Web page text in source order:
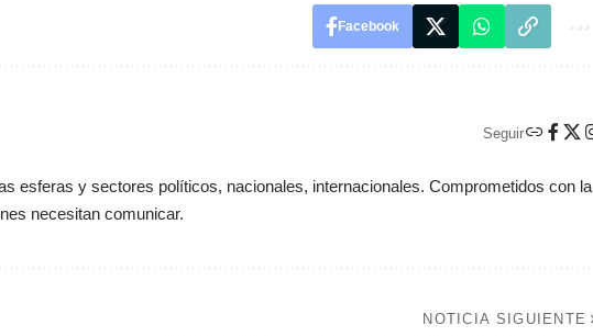
Facebook
Seguir
esferas y sectores políticos, nacionales, internacionales. Comprometidos con la
necesitan comunicar.
NOTICIA SIGUIENTE